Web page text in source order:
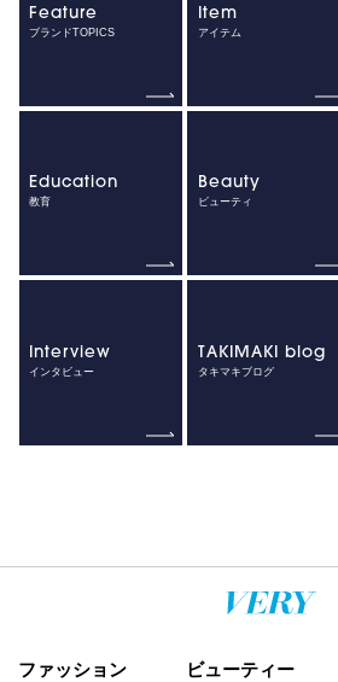
Feature
ブランドTOPICS
Item
アイテム
Education
教育
Beauty
ビューティ
Interview
インタビュー
TAKIMAKI blog
タキマキブログ
ファッション ビューティー